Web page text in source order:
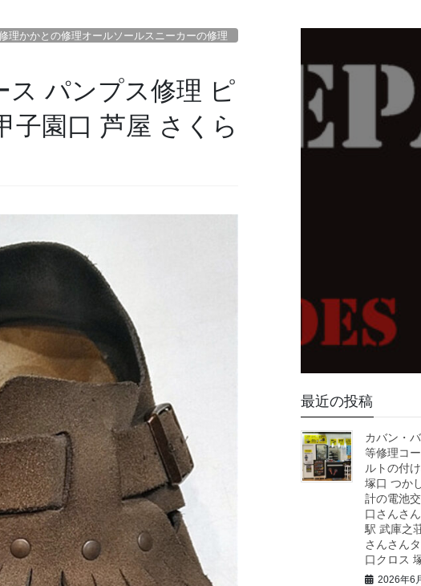
理かかとの修理オールソールスニーカーの修理
ス パンプス修理 ピ
子園口 芦屋 さくら
最近の投稿
カバン・
等修理コ
ルトの付
塚口 つか
計の電池
口さんさ
駅 武庫之
さんさん
口クロス
2026年6